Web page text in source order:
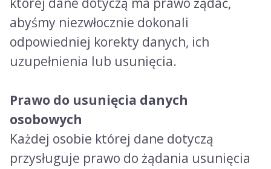
abyśmy niezwłocznie dokonali
odpowiedniej korekty danych, ich
uzupełnienia lub usunięcia.
Prawo do usunięcia danych
osobowych
Każdej osobie której dane dotyczą
przysługuje prawo do żądania usunięcia